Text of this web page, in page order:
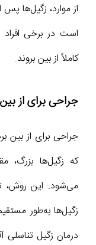
از موارد، زگیل‌ها
است در برخی افراد
کاملاً از بین بروند.
جراحی برای از
جراحی برای از بین
که زگیل‌ها بزرگ،
می‌شود. این
زگیل‌ها به‌طور
درمان زگیل